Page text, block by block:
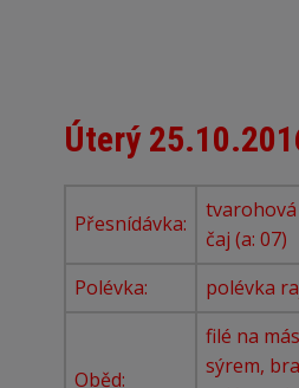
Úterý
Přesnídávka:
čaj (a: 07)
Polévka:
polévka
Oběd:
filé na
sýrem,